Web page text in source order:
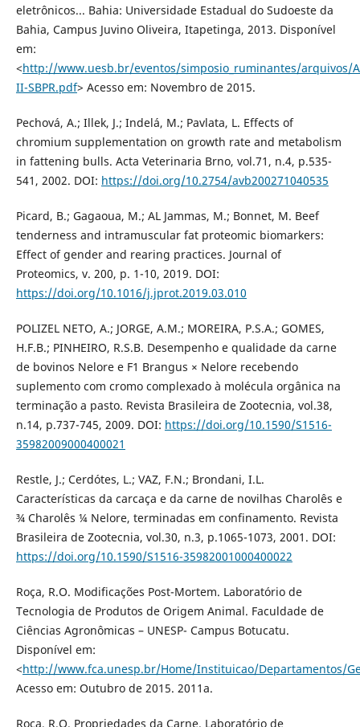
eletrônicos... Bahia: Universidade Estadual do Sudoeste da
Bahia, Campus Juvino Oliveira, Itapetinga, 2013. Disponível
em:
<http://www.uesb.br/eventos/simposio_ruminantes/arquivos/
II-SBPR.pdf> Acesso em: Novembro de 2015.
Pechová, A.; Illek, J.; Indelá, M.; Pavlata, L. Effects of
chromium supplementation on growth rate and metabolism
in fattening bulls. Acta Veterinaria Brno, vol.71, n.4, p.535-
541, 2002. DOI: https://doi.org/10.2754/avb200271040535
Picard, B.; Gagaoua, M.; AL Jammas, M.; Bonnet, M. Beef
tenderness and intramuscular fat proteomic biomarkers:
Effect of gender and rearing practices. Journal of
Proteomics, v. 200, p. 1-10, 2019. DOI:
https://doi.org/10.1016/j.jprot.2019.03.010
POLIZEL NETO, A.; JORGE, A.M.; MOREIRA, P.S.A.; GOMES,
H.F.B.; PINHEIRO, R.S.B. Desempenho e qualidade da carne
de bovinos Nelore e F1 Brangus × Nelore recebendo
suplemento com cromo complexado à molécula orgânica na
terminação a pasto. Revista Brasileira de Zootecnia, vol.38,
n.14, p.737-745, 2009. DOI: https://doi.org/10.1590/S1516-
35982009000400021
Restle, J.; Cerdótes, L.; VAZ, F.N.; Brondani, I.L.
Características da carcaça e da carne de novilhas Charolês e
¾ Charolês ¼ Nelore, terminadas em confinamento. Revista
Brasileira de Zootecnia, vol.30, n.3, p.1065-1073, 2001. DOI:
https://doi.org/10.1590/S1516-35982001000400022
Roça, R.O. Modificações Post-Mortem. Laboratório de
Tecnologia de Produtos de Origem Animal. Faculdade de
Ciências Agronômicas – UNESP- Campus Botucatu.
Disponível em:
<http://www.fca.unesp.br/Home/Instituicao/Departamentos/
Acesso em: Outubro de 2015. 2011a.
Roça, R.O. Propriedades da Carne. Laboratório de